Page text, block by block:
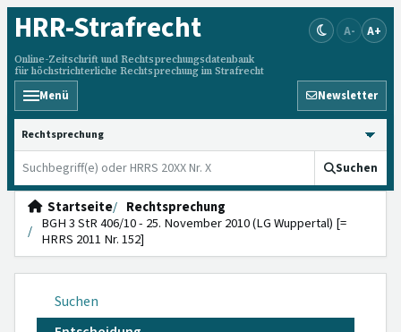
HRR-Strafrecht
Online-Zeitschrift und Rechtsprechungsdatenbank
für höchstrichterliche Rechtsprechung im Strafrecht
A- A+
Menü Newsletter
HRRS durchsuchen
Suchen
Startseite
Rechtsprechung
BGH 3 StR 406/10 - 25. November 2010 (LG Wuppertal) [=
HRRS 2011 Nr. 152]
Suchen